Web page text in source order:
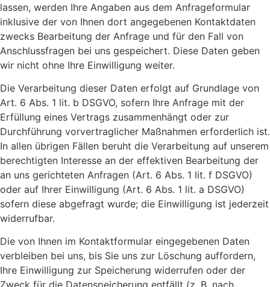
lassen, werden Ihre Angaben aus dem Anfrageformular
inklusive der von Ihnen dort angegebenen Kontaktdaten
zwecks Bearbeitung der Anfrage und für den Fall von
Anschlussfragen bei uns gespeichert. Diese Daten geben
wir nicht ohne Ihre Einwilligung weiter.
Die Verarbeitung dieser Daten erfolgt auf Grundlage von
Art. 6 Abs. 1 lit. b DSGVO, sofern Ihre Anfrage mit der
Erfüllung eines Vertrags zusammenhängt oder zur
Durchführung vorvertraglicher Maßnahmen erforderlich ist.
In allen übrigen Fällen beruht die Verarbeitung auf unserem
berechtigten Interesse an der effektiven Bearbeitung der
an uns gerichteten Anfragen (Art. 6 Abs. 1 lit. f DSGVO)
oder auf Ihrer Einwilligung (Art. 6 Abs. 1 lit. a DSGVO)
sofern diese abgefragt wurde; die Einwilligung ist jederzeit
widerrufbar.
Die von Ihnen im Kontaktformular eingegebenen Daten
verbleiben bei uns, bis Sie uns zur Löschung auffordern,
Ihre Einwilligung zur Speicherung widerrufen oder der